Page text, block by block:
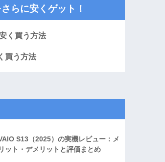
らに安くゲット！
く買う方法
買う方法
S13（2025）の実機レビュー：メ
リット・デメリットと評価まとめ